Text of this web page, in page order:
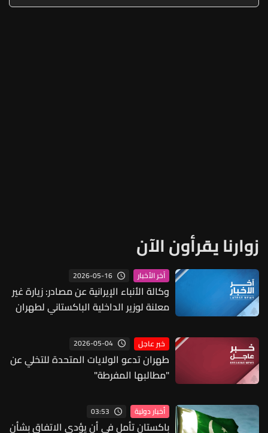
زوارنا يقرأون الآن
آخر الأخبار 2026-05-16
وكالة الأنباء الإيرانية عن مصادر: زيارة غير
معلنة لوزير الداخلية الباكستاني لطهران
خبر عاجل 2026-05-04
طهران تدعو الولايات المتحدة للتخلي عن
"مطالبها المفرطة"
أخبار دولية 03:53
باكستان تأمل في أن يؤدي الاتفاق بشأن